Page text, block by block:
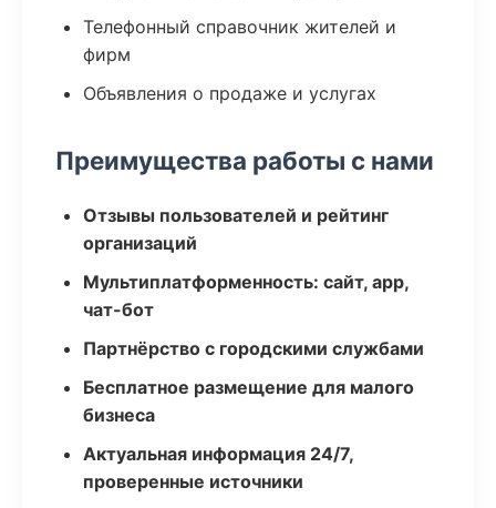
Телефонный справочник жителей и
фирм
Объявления о продаже и услугах
Преимущества работы с нами
Отзывы пользователей и рейтинг
организаций
Мультиплатформенность: сайт, app,
чат-бот
Партнёрство с городскими службами
Бесплатное размещение для малого
бизнеса
Актуальная информация 24/7,
проверенные источники